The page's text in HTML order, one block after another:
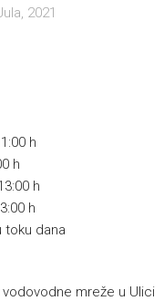
2021
h
h
h
h
toku dana
mreže u Ulici